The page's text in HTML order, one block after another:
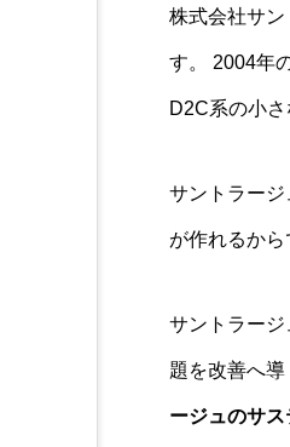
株式会社サ
す。 2004年
D2C系の小
サントラー
が作れるか
サントラージ
題を改善へ導
ージュのサ